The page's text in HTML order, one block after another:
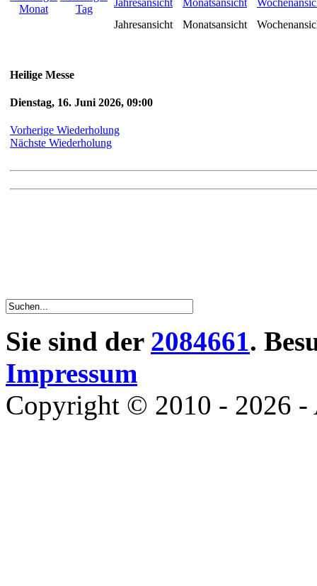
Jahresansicht Monatsansicht
Heilige Messe
Dienstag, 16. Juni 2026, 09:00
Vorherige Wiederholung
Nächste Wiederholung
Sie sind der 2084661.
Impressum
Copyright © 2010 - 2026 -